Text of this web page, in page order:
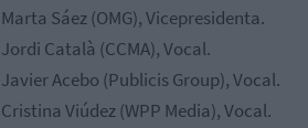
Marta Sáez (OMG),Vicepresidenta.
Jordi Català (CCMA),Vocal.
Javier Acebo (Publicis Group),Vocal.
Cristina Viúdez (WPP Media),Vocal.